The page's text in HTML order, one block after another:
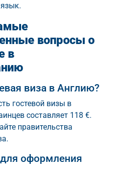
вопросы о
в
виза в Англию?
гостевой визы в
составляет 118 €.
правительства
оформления